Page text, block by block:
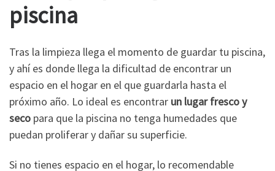
piscina
Tras la limpieza llega el momento de guardar tu piscina,
y ahí es donde llega la dificultad de encontrar un
espacio en el hogar en el que guardarla hasta el
próximo año. Lo ideal es encontrar un lugar fresco y
seco para que la piscina no tenga humedades que
puedan proliferar y dañar su superficie.
Si no tienes espacio en el hogar, lo recomendable